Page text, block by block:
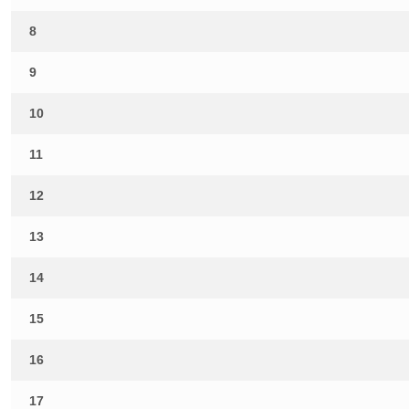
8
9
10
11
12
13
14
15
16
17